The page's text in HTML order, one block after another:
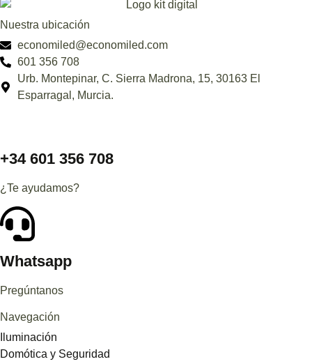
Nuestra ubicación
economiled@economiled.com
601 356 708
Urb. Montepinar, C. Sierra Madrona, 15, 30163 El
Esparragal, Murcia.
+34 601 356 708
¿Te ayudamos?
Whatsapp
Pregúntanos
Navegación
Iluminación
Domótica y Seguridad